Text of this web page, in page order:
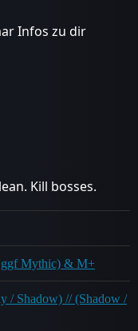
Infos zu dir
Kill bosses.
ggf Mythic) & M+
/ Shadow) // (Shadow /